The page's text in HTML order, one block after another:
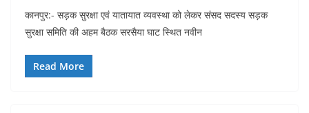
कानपुर:- सड़क सुरक्षा एवं यातायात व्यवस्था को लेकर संसद सदस्य सड़क
सुरक्षा समिति की अहम बैठक सरसैया घाट स्थित नवीन
Read More